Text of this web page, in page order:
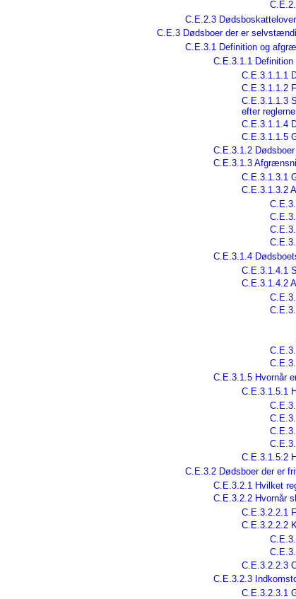
C.E.2.3
C.E.3 Dødsboer der er
C.E.3.1 Definition og
C.E.3.1.1
C.E.3.1.1.1
C.E.3.1.1.2
C.E.3.1.1.3
efter
C.E.3.1.1.4
C.E.3.1.1.5
C.E.3.1.2
C.E.3.1.3
C.E.3.1.3.1
C.E.3.1.3.2
C.E.3.1.4
C.E.3.1.4.1
C.E.3.1.4.2
C.E.3.1.5 Hvornår
C.E.3.1.5.1
C.E.3.1.5.2
C.E.3.2 Dødsboer der er
C.E.3.2.1 Hvilket
C.E.3.2.2 Hvornår
C.E.3.2.2.1
C.E.3.2.2.2
C.E.3.2.2.3
C.E.3.2.3
C.E.3.2.3.1